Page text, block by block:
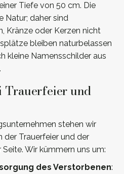
Tiefe von 50 cm. Die
Natur; daher sind
Kränze oder Kerzen nicht
bleiben naturbelassen
kleine Namensschilder aus
Trauerfeier und
stehen wir
der Trauerfeier und der
Wir kümmern uns um:
des Verstorbenen: